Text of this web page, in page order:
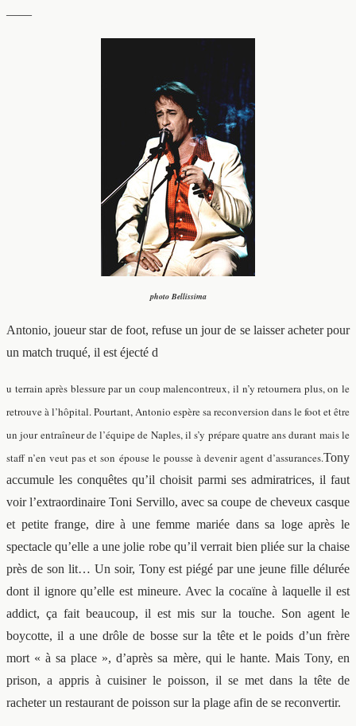
——
photo Bellissima
Antonio, joueur star de foot, refuse un jour de se laisser acheter pour
un match truqué, il est éjecté d
u terrainaprès blessure par un coup malencontreux, il n’y retournera plus,on le
retrouve à l’hôpital. Pourtant, Antonio espère sa reconversion dans le foot et être
un jour entraîneur de l’équipe de Naples, il s’y prépare quatre ans durant mais le
staff n’en veut pas et son épouse le pousse à devenir agent d’assurances.Tony
accumule les conquêtes qu’il choisit parmi ses admiratrices, il faut
voir l’extraordinaire Toni Servillo, avec sa coupe de cheveux casque
et petite frange, dire à une femme mariée dans sa loge après le
spectacle qu’elle a une jolie robe qu’il verrait bien pliée sur la chaise
près de son lit… Un soir, Tony est piégé par une jeune fille délurée
dont il ignore qu’elle est mineure. Avec la cocaïne à laquelle il est
addict, ça fait beaucoup, il est mis sur la touche. Son agent le
boycotte, il a une drôle de bosse sur la tête et le poids d’un frère
mort « à sa place », d’après sa mère, qui le hante. Mais Tony, en
prison, a appris à cuisiner le poisson, il se met dans la tête de
racheter un restaurant de poisson sur la plage afin de se reconvertir.